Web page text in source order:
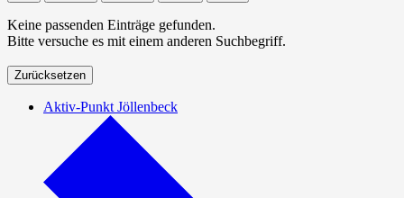
Keine passenden Einträge gefunden.
Bitte versuche es mit einem anderen Suchbegriff.
Zurücksetzen
Aktiv-Punkt Jöllenbeck